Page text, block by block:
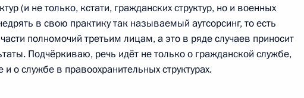
представителем Президента
округе Владимиром Устиновым
Московская область, Горки
(и не только, кстати, гражданских структур, но и военных
в свою практику так называемый аутсорсинг, то есть
полномочий третьим лицам, а это в ряде случаев приносит
Подчёркиваю, речь идёт не только о гражданской службе,
о службе в правоохранительных структурах.